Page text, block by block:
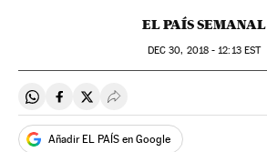
EL PAÍS SEMANAL
DEC 30, 2018 - 12:13EST
Compartir en Whatsapp
Compartir en Facebook
Compartir en Twitter
Desplegar Redes Sociales
Añadir EL PAÍS en Google